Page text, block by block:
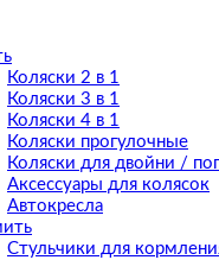
Коляски 2 в 1
Коляски 3 в 1
Коляски 4 в 1
Коляски прогулочные
Коляски для двойни /
Аксессуары для колясок
Автокресла
Стульчики для